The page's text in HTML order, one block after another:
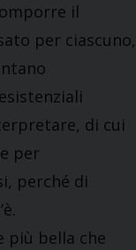
il
per ciascuno,
di cui
per
perché di
più bella che